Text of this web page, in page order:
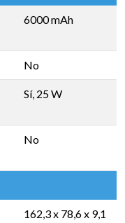
6000 mAh
No
Sí, 25 W
No
162,3 x 78,6 x 9,1